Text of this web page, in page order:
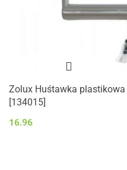
Zolux Huśtawka
[134015]
16.96